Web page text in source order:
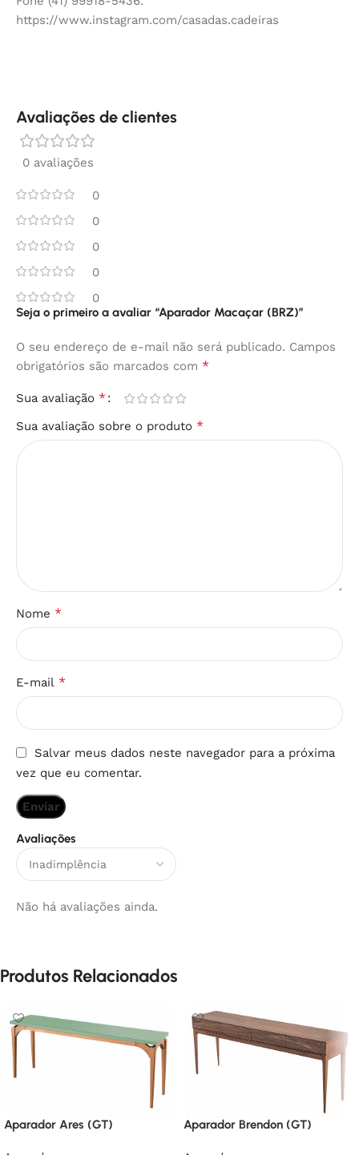
https://www.instagram.com/casadas.cadeiras
Avaliações de clientes
0 avaliações
0
0
0
0
0
Avaliações
Não há avaliações ainda.
Seja o primeiro a avaliar “Aparador Macaçar (BRZ)”
O seu endereço de e-mail não será publicado. Campos
obrigatórios são marcados com *
Sua avaliação *
Sua avaliação sobre o produto *
Nome *
E-mail *
Salvar meus dados neste navegador para a próxima
vez que eu comentar.
Produtos Relacionados
Aparador Ares (GT) Aparador Brendon (GT)